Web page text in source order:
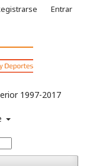
1997-2017
Entrar